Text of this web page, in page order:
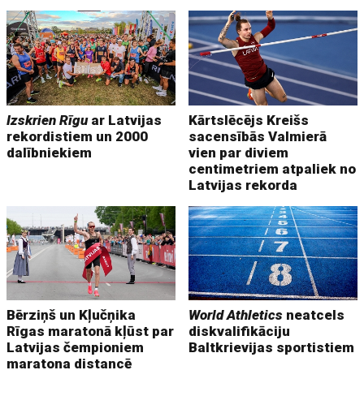
Izskrien Rīguar Latvijas
rekordistiem un 2000
dalībniekiem
Kārtslēcējs Kreišs
sacensībās Valmierā
vien par diviem
centimetriem atpaliek no
Latvijas rekorda
Bērziņš un Kļučņika
Rīgas maratonā kļūst par
Latvijas čempioniem
maratona distancē
World Athletics neatcels
diskvalifikāciju
Baltkrievijas sportistiem